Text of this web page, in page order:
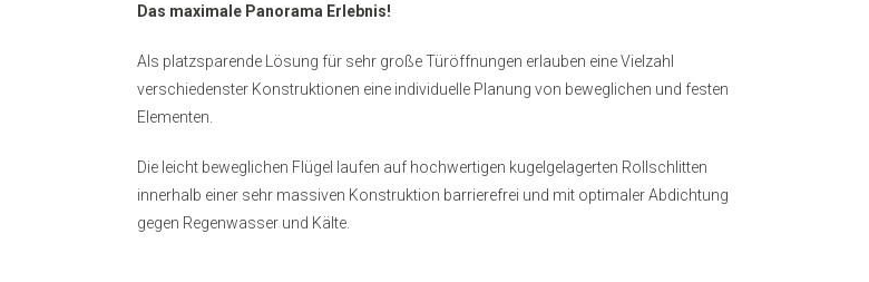
Das maximale Panorama Erlebnis!
Als platzsparende Lösung für sehr große Türöffnungen erlauben eine Vielzahl
verschiedenster Konstruktionen eine individuelle Planung von beweglichen und festen
Elementen.
Die leicht beweglichen Flügel laufen auf hochwertigen kugelgelagerten Rollschlitten
innerhalb einer sehr massiven Konstruktion barrierefrei und mit optimaler Abdichtung
gegen Regenwasser und Kälte.